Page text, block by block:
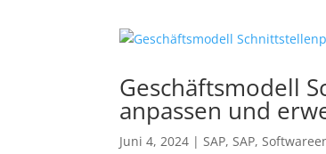
Geschäftsmodell
anpassen und
Juni 4, 2024 |SAP,SAP,